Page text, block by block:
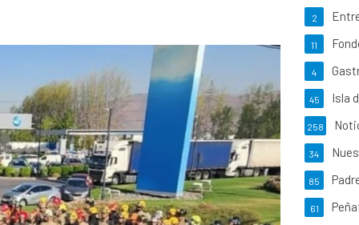
2
11
4
Isla
45
258
34
85
61